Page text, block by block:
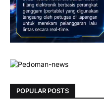
POPULAR POSTS